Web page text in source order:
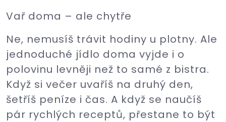
Vař doma – ale chytře
Ne, nemusíš trávit hodiny u plotny. Ale
jednoduché jídlo doma vyjde i o
polovinu levněji než to samé z bistra.
Když si večer uvaříš na druhý den,
šetříš peníze i čas. A když se naučíš
pár rychlých receptů, přestane to být